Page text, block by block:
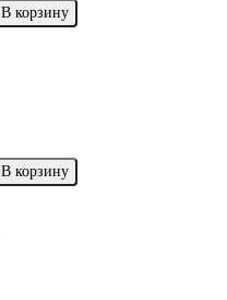
В корзину
В корзину